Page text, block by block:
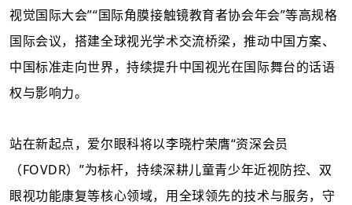
视觉国际大会”“国际角膜接触镜教育者协会年会”等高规格
国际会议，搭建全球视光学术交流桥梁，推动中国方案、
中国标准走向世界，持续提升中国视光在国际舞台的话语
权与影响力。
站在新起点，爱尔眼科将以李晓柠荣膺“资深会员
（FOVDR）”为标杆，持续深耕儿童青少年近视防控、双
眼视功能康复等核心领域，用全球领先的技术与服务，守